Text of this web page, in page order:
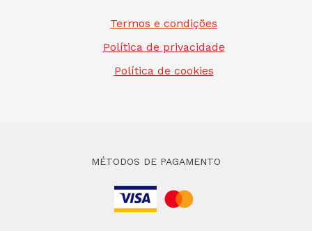
Termos e condições
Política de privacidade
Política de cookies
MÉTODOS DE PAGAMENTO